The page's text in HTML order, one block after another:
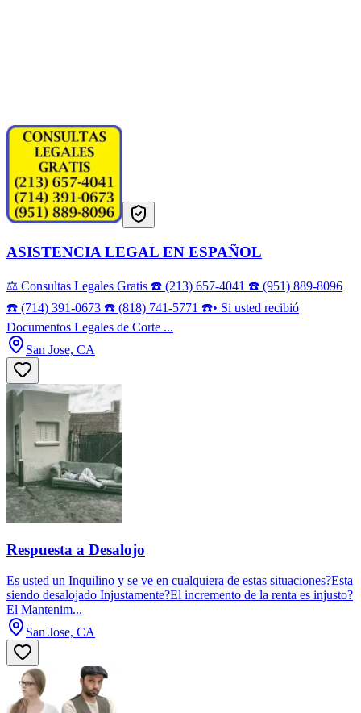
ASISTENCIA LEGAL EN ESPAÑOL
⚖️ Consultas Legales Gratis ☎️ (213) 657-4041 ☎️ (951) 889-8096
☎️ (714) 391-0673 ☎️ (818) 741-5771 ☎️• Si usted recibió
Documentos Legales de Corte ...
San Jose, CA
Respuesta a Desalojo
Es usted un Inquilino y se ve en cualquiera de estas situaciones?Esta
siendo desalojado Injustamente?El incremento de la renta es injusto?
El Mantenim...
San Jose, CA